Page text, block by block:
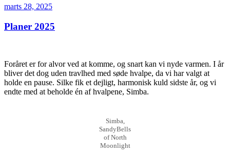
Udgivet
marts 28, 2025
Planer 2025
Foråret er for alvor ved at komme, og snart kan vi nyde varmen. I år
bliver det dog uden travlhed med søde hvalpe, da vi har valgt at
holde en pause. Silke fik et dejligt, harmonisk kuld sidste år, og vi
endte med at beholde én af hvalpene, Simba.
Simba,
SandyBells
of North
Moonlight